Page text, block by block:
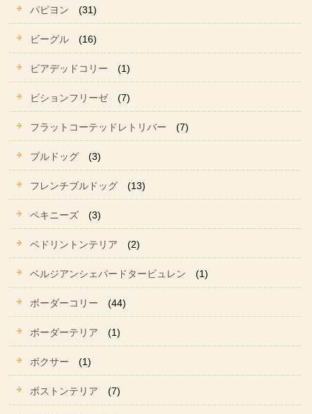
パピヨン (31)
ビーグル (16)
ビアデッドコリー (1)
ビションフリーゼ (7)
フラットコーテッドレトリバー (7)
ブルドッグ (3)
フレンチブルドッグ (13)
ペキニーズ (3)
ベドリントンテリア (2)
ベルジアンシェパードタービュレン (1)
ボーダーコリー (44)
ボーダーテリア (1)
ボクサー (1)
ボストンテリア (7)